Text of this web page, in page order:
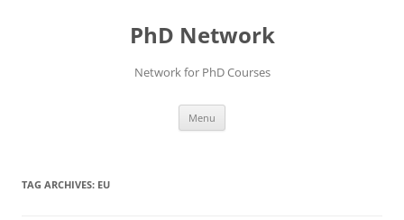
PhD Network
Network for PhD Courses
Menu
TAG ARCHIVES: EU